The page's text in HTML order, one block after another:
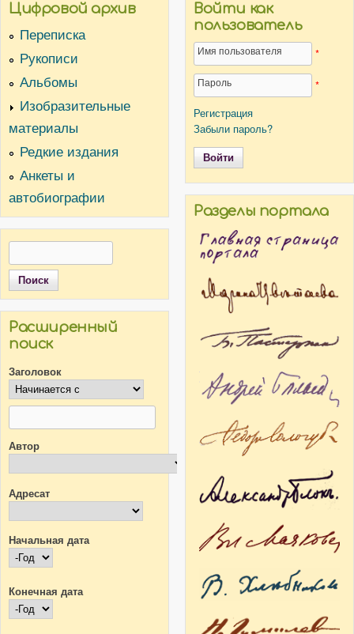
Цифровой архив
Переписка
Рукописи
Альбомы
Изобразительные
материалы
Редкие издания
Анкеты и
автобиографии
Форма поиска
Расширенный
поиск
Заголовок
Автор
Адресат
Начальная дата
Начальная дата
Год
Конечная дата
Конечная дата
Год
Войти как
пользователь
Имя пользователя *
Пароль
*
Регистрация
Забыли пароль?
Разделы портала